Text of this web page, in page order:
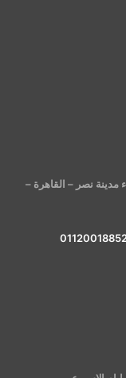
الاولي – زهراء مدينة نصر – القاهرة –